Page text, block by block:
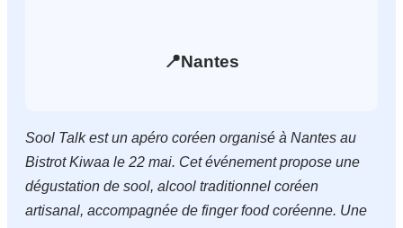
📍Nantes
Sool Talk est un apéro coréen organisé à Nantes au
Bistrot Kiwaa le 22 mai. Cet événement propose une
dégustation de sool, alcool traditionnel coréen
artisanal, accompagnée de finger food coréenne. Une